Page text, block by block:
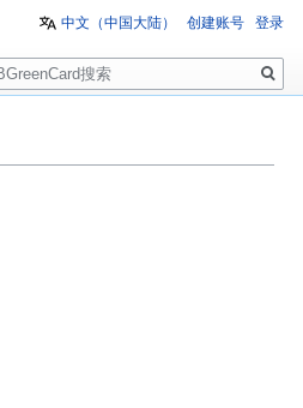
中文（中国大陆）‎ 创建账号 登录